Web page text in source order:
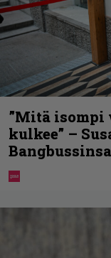
”Mitä isompi
kulkee” –